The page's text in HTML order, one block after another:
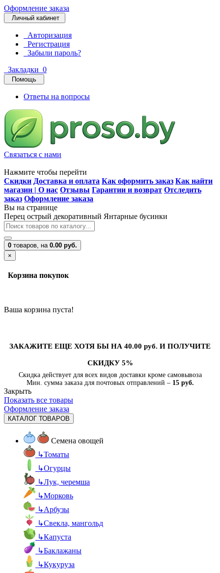
Оформление заказа
Личный кабинет
Авторизация
Регистрация
Забыли пароль?
Закладки 0
Помощь
Ответы на вопросы
Связаться с нами
Нажмите чтобы перейти
Скидки Доставка и оплата Как оформить заказ Как найти
магазин | О нас Отзывы Гарантии и возврат Отследить
заказ Оформление заказа
Вы на странице
Перец острый декоративный Янтарные бусинки
0 товаров, на 0.00 руб.
×
Корзина покупок
Ваша корзина пуста!
ЗАКАЖИТЕ ЕЩЕ ХОТЯ БЫ НА 40.00 руб. И ПОЛУЧИТЕ
СКИДКУ 5%
Скидка действует для всех видов доставки кроме самовывоза
Мин. сумма заказа для почтовых отправлений – 15 руб.
Закрыть
Показать все товары
Оформление заказа
КАТАЛОГ ТОВАРОВ
Семена овощей
↳Томаты
↳Огурцы
↳Лук, черемша
↳Морковь
↳Арбузы
↳Свекла, мангольд
↳Капуста
↳Баклажаны
↳Кукуруза